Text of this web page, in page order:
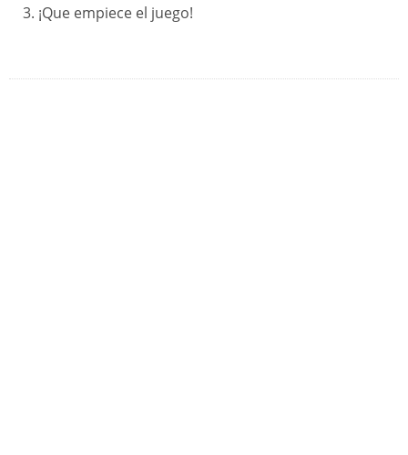
¡Que empiece el juego!